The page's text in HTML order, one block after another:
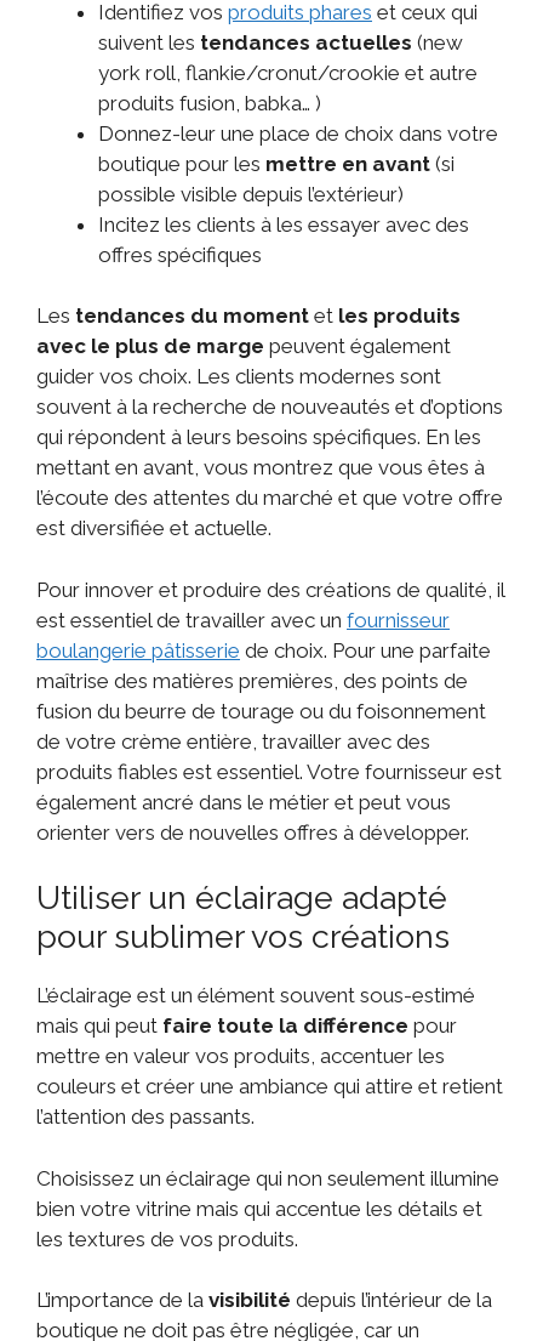
Identifiez vos produits phares et ceux qui
suivent les tendances actuelles (new
york roll, flankie/cronut/crookie et autre
produits fusion, babka… )
Donnez-leur une place de choix dans votre
boutique pour les mettre en avant (si
possible visible depuis l’extérieur)
Incitez les clients à les essayer avec des
offres spécifiques
Les tendances du moment et les produits
avec le plus de marge peuvent également
guider vos choix. Les clients modernes sont
souvent à la recherche de nouveautés et d’options
qui répondent à leurs besoins spécifiques. En les
mettant en avant, vous montrez que vous êtes à
l’écoute des attentes du marché et que votre offre
est diversifiée et actuelle.
Pour innover et produire des créations de qualité, il
est essentiel de travailler avec un fournisseur
boulangerie pâtisserie de choix. Pour une parfaite
maîtrise des matières premières, des points de
fusion du beurre de tourage ou du foisonnement
de votre crème entière, travailler avec des
produits fiables est essentiel. Votre fournisseur est
également ancré dans le métier et peut vous
orienter vers de nouvelles offres à développer.
Utiliser un éclairage adapté
pour sublimer vos créations
L’éclairage est un élément souvent sous-estimé
mais qui peut faire toute la différence pour
mettre en valeur vos produits, accentuer les
couleurs et créer une ambiance qui attire et retient
l’attention des passants.
Choisissez un éclairage qui non seulement illumine
bien votre vitrine mais qui accentue les détails et
les textures de vos produits.
L’importance de la visibilité depuis l’intérieur de la
boutique ne doit pas être négligée, car un